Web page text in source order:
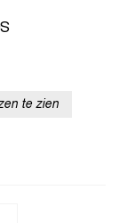
te zien